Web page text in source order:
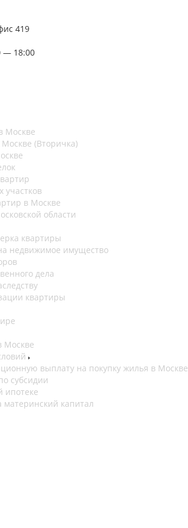
419
— 18:00
Москве
(Вторичка)
участков
в Москве
области
квартиры
недвижимое имущество
дела
квартиры
Москве
выплату на покупку жилья в Москве
субсидии
ипотеке
материнский капитал